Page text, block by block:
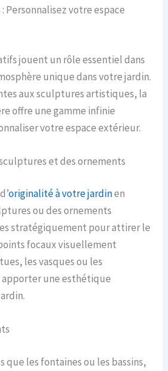
Personnalisez votre espace
jouent un rôle essentiel dans
unique dans votre jardin.
aux sculptures artistiques, la
offre une gamme infinie
votre espace extérieur.
et des ornements
originalité à votre jardinen
ou des ornements
stratégiquement pour attirer le
focaux visuellement
les vasques ou les
une esthétique
que les fontaines ou les bassins,